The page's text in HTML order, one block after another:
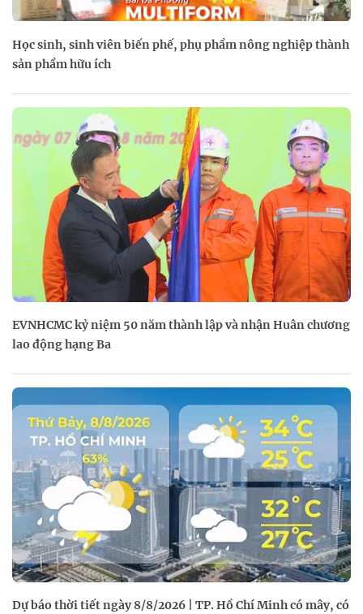
Học sinh, sinh viên biến phế, phụ phẩm nông nghiệp thành
sản phẩm hữu ích
EVNHCMC kỷ niệm 50 năm thành lập và nhận Huân chương
lao động hạng Ba
Dự báo thời tiết ngày 8/8/2026 | TP. Hồ Chí Minh có mây, có